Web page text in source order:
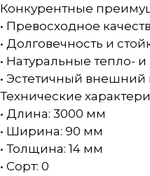
Конкурентные
• Превосходное
• Долговечность и
• Натуральные тепло-
• Эстетичный
Технические
• Длина: 3000 мм
• Ширина: 90 мм
• Толщина: 14 мм
• Сорт: 0